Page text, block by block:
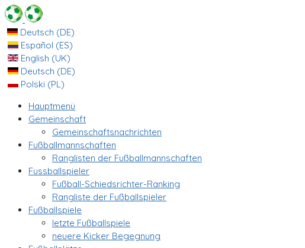
Deutsch (DE)
Español (ES)
English (UK)
Deutsch (DE)
Polski (PL)
Hauptmenü
Gemeinschaft
Gemeinschaftsnachrichten
Fußballmannschaften
Ranglisten der Fußballmannschaften
Fussballspieler
Fußball-Schiedsrichter-Ranking
Rangliste der Fußballspieler
Fußballspiele
letzte Fußballspiele
neuere Kicker Begegnung